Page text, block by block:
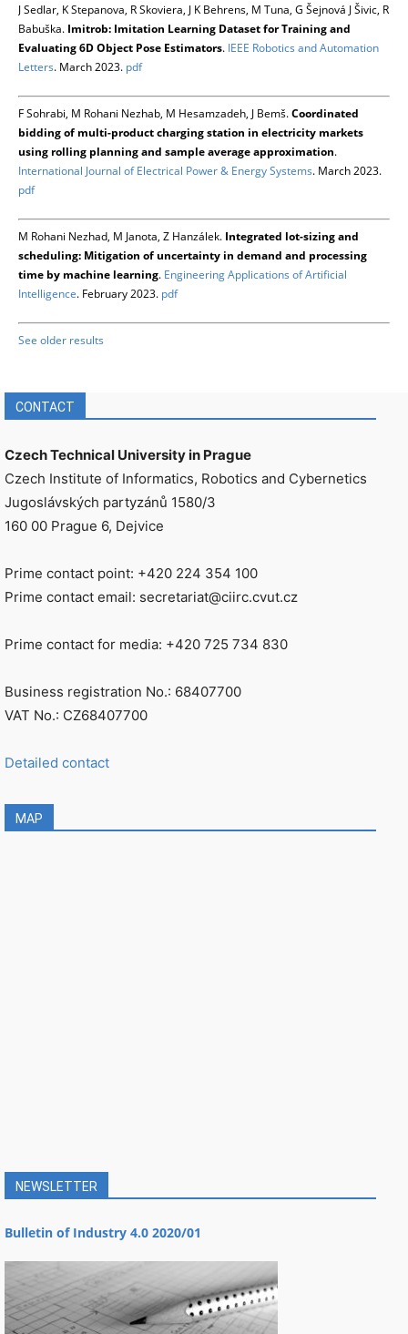
J Sedlar, K Stepanova, R Skoviera, J K Behrens, M Tuna, G Šejnová J Šivic, R
Babuška. Imitrob: Imitation Learning Dataset for Training and
Evaluating 6D Object Pose Estimators. IEEE Robotics and Automation
Letters. March 2023. pdf
F Sohrabi, M Rohani Nezhab, M Hesamzadeh, J Bemš.Coordinated
bidding of multi-product charging station in electricity markets
using rolling planning and sample average approximation.
International Journal of Electrical Power & Energy Systems. March 2023.
pdf
M Rohani Nezhad, M Janota, Z Hanzálek. Integrated lot-sizing and
scheduling: Mitigation of uncertainty in demand and processing
time by machine learning. Engineering Applications of Artificial
Intelligence. February 2023. pdf
See older results
CONTACT
Czech Technical University in Prague
Czech Institute of Informatics, Robotics and Cybernetics
Jugoslávských partyzánů 1580/3
160 00 Prague 6, Dejvice
Prime contact point: +420 224 354 100
Prime contact email: secretariat@ciirc.cvut.cz
Prime contact for media: +420 725 734 830
Business registration No.: 68407700
VAT No.: CZ68407700
Detailed contact
MAP
NEWSLETTER
Bulletin of Industry 4.0 2020/01